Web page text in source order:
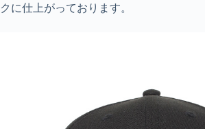
クに仕上がっております。